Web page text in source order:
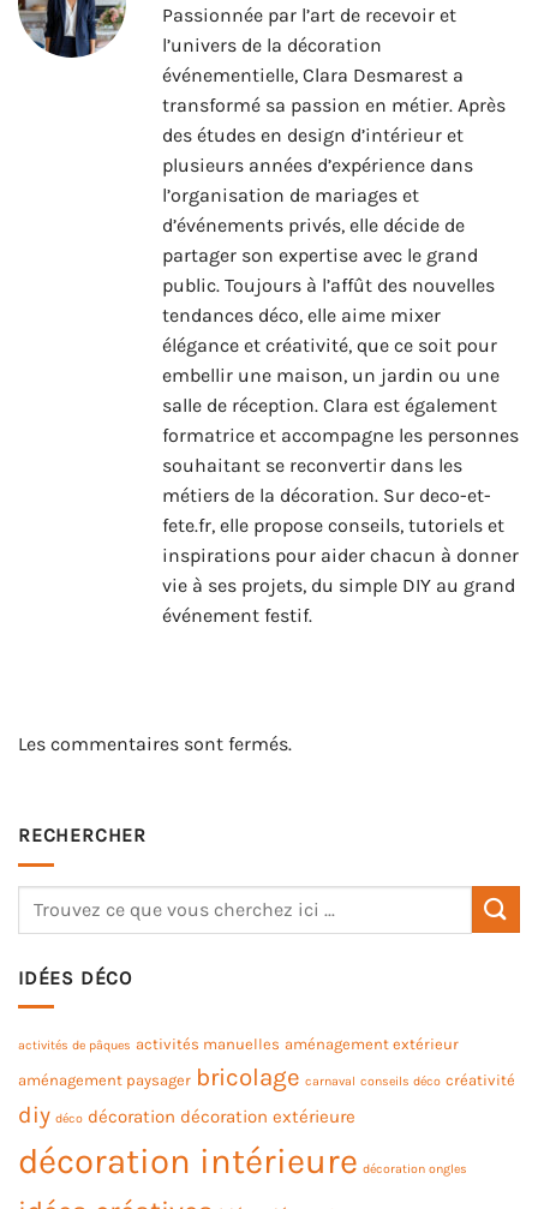
Passionnée par l’art de recevoir et
l’univers de la décoration
événementielle, Clara Desmarest a
transformé sa passion en métier. Après
des études en design d’intérieur et
plusieurs années d’expérience dans
l’organisation de mariages et
d’événements privés, elle décide de
partager son expertise avec le grand
public. Toujours à l’affût des nouvelles
tendances déco, elle aime mixer
élégance et créativité, que ce soit pour
embellir une maison, un jardin ou une
salle de réception. Clara est également
formatrice et accompagne les personnes
souhaitant se reconvertir dans les
métiers de la décoration. Sur deco-et-
fete.fr, elle propose conseils, tutoriels et
inspirations pour aider chacun à donner
vie à ses projets, du simple DIY au grand
événement festif.
Les commentaires sont fermés.
RECHERCHER
IDÉES DÉCO
activités de pâques activités manuelles aménagement extérieur
aménagement paysager bricolage carnaval conseils déco créativité
diy déco décoration décoration extérieure
décoration intérieure décoration ongles